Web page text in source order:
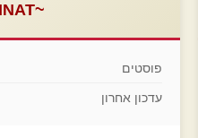
~EINAT~
פוסטים
עדכון אחרון